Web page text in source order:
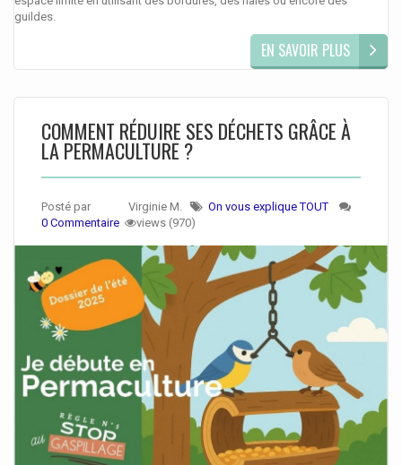
guildes.
EN SAVOIR PLUS
COMMENT RÉDUIRE SES DÉCHETS GRÂCE À
LA PERMACULTURE ?
Posté par Virginie M.
On vous explique TOUT
0 Commentaire
views (970)